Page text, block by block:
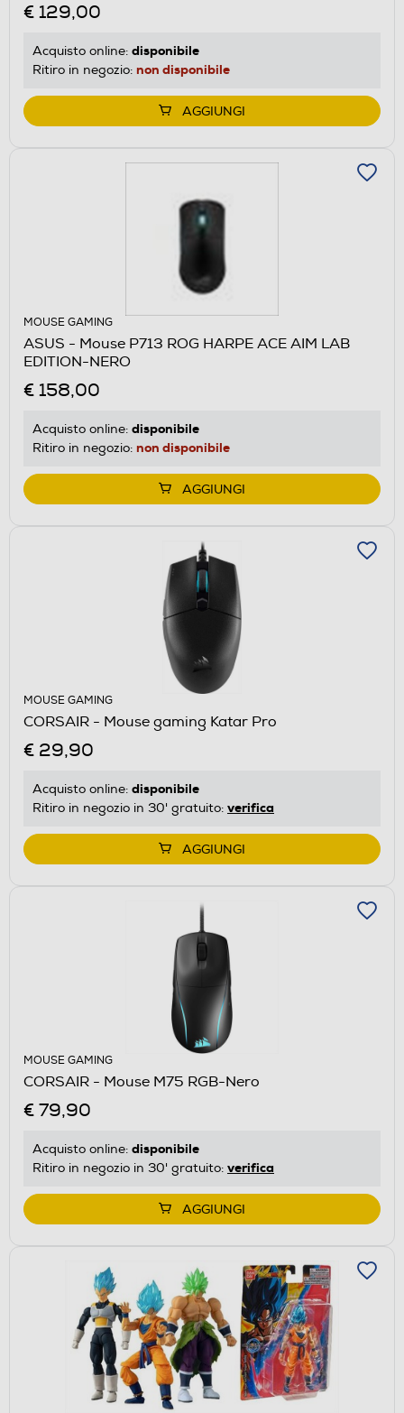
€ 129,00
Acquisto online: disponibile
Ritiro in negozio: non disponibile
AGGIUNGI
MOUSE GAMING
ASUS - Mouse P713 ROG HARPE ACE AIM LAB
EDITION-NERO
€ 158,00
Acquisto online: disponibile
Ritiro in negozio: non disponibile
AGGIUNGI
MOUSE GAMING
CORSAIR - Mouse gaming Katar Pro
€ 29,90
Acquisto online: disponibile
Ritiro in negozio in 30' gratuito: verifica
AGGIUNGI
MOUSE GAMING
CORSAIR - Mouse M75 RGB-Nero
€ 79,90
Acquisto online: disponibile
Ritiro in negozio in 30' gratuito: verifica
AGGIUNGI